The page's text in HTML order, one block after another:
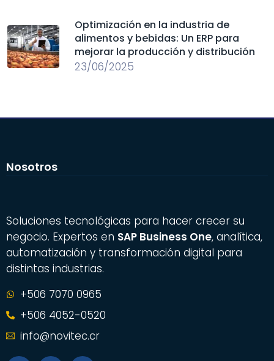
Optimización en la industria de
alimentos y bebidas: Un ERP para
mejorar la producción y distribución
23/06/2025
Nosotros
Soluciones tecnológicas para hacer crecer su
negocio. Expertos en SAP Business One, analítica,
automatización y transformación digital para
distintas industrias.
+506 7070 0965
+506 4052-0520
info@novitec.cr